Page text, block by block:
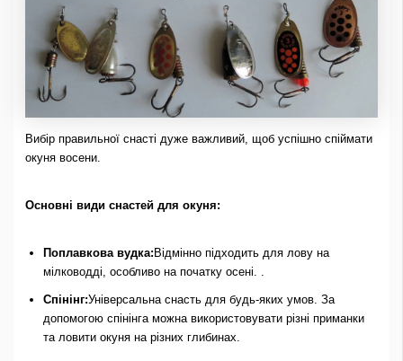
Вибір правильної снасті дуже важливий, щоб успішно спіймати
окуня восени.
Основні види снастей для окуня:
Поплавкова вудка:Відмінно підходить для лову на
мілководді, особливо на початку осені. .
Спінінг:Універсальна снасть для будь-яких умов. За
допомогою спінінга можна використовувати різні приманки
та ловити окуня на різних глибинах.